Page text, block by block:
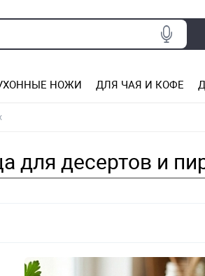
НОЖИ ДЛЯ ЧАЯ И КОФЕ
для десертов и